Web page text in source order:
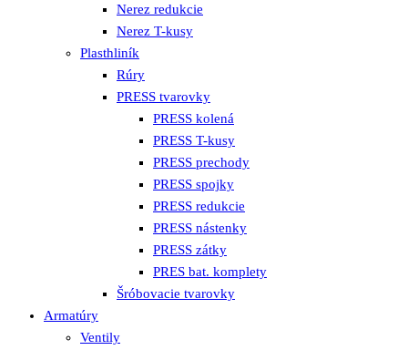
Nerez redukcie
Nerez T-kusy
Plasthliník
Rúry
PRESS tvarovky
PRESS kolená
PRESS T-kusy
PRESS prechody
PRESS spojky
PRESS redukcie
PRESS nástenky
PRESS zátky
PRES bat. komplety
Šróbovacie tvarovky
Armatúry
Ventily